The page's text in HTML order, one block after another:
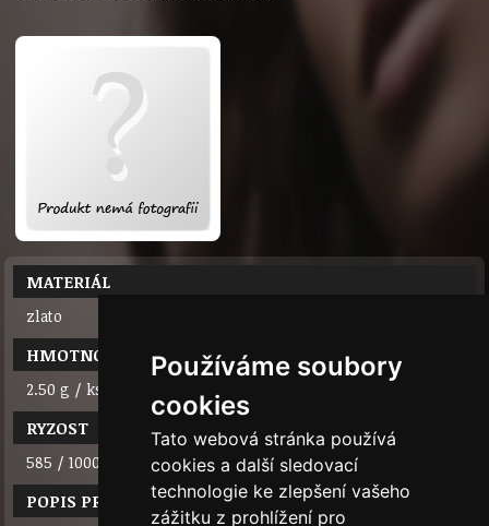
Používáme soubory
cookies
Tato webová stránka používá
cookies a další sledovací
technologie ke zlepšení vašeho
zážitku z prohlížení pro
MATERIÁL
zlato
HMOTNOST
2.50 g / ks
RYZOST
585 / 1000 (14 karátů)
POPIS PRODUKTU